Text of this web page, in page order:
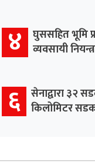
४
घुससहित भूमि
व्यवसायी
६ सेनाद्वारा ३२
किलोमिटर सडक